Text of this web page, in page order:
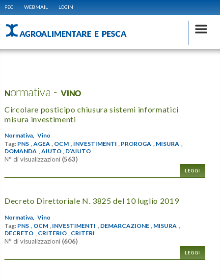
PEC WEBMAIL LOGIN
AGROALIMENTARE E PESCA
Normativa - VINO
Circolare posticipo chiusura sistemi informatici
misura investimenti
Normativa, Vino
Tag: PNS , AGEA , OCM , INVESTIMENTI , PROROGA , MISURA ,
DOMANDA , AIUTO , D’AIUTO
N° di visualizzazioni (563)
LEGGI
Decreto Direttoriale N. 3825 del 10 luglio 2019
Normativa, Vino
Tag: PNS OCM INVESTIMENTI DEMARCAZIONE MISURA
DECRETO
CRITERIO CRITERI
N° di visualizzazioni (606)
LEGGI